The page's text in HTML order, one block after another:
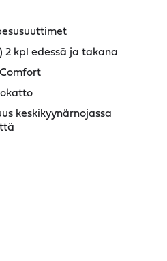
2 kpl edessä ja takana
keskikyynärnojassa